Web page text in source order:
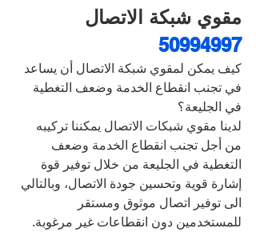
مقوي شبكة الاتصال
50994997
كيف يمكن لمقوي شبكة الاتصال أن يساعد
في تجنب انقطاع الخدمة وضعف التغطية
في الجليعة؟
لدينا مقوي شبكات الاتصال يمكننا تركيبه
من أجل تجنب انقطاع الخدمة وضعف
التغطية في الجليعة من خلال توفير قوة
إشارة قوية وتحسين جودة الاتصال، وبالتالي
الى توفير اتصال موثوق ومستقر
للمستخدمين دون انقطاعات غير مرغوبة.